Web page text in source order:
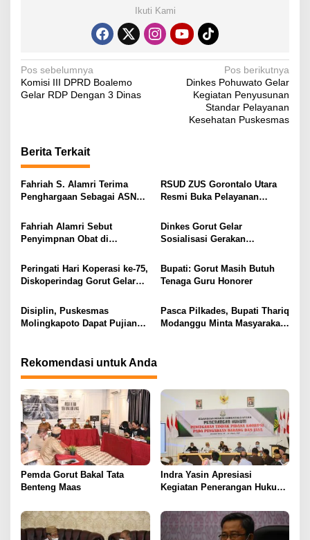
Ikuti Kami
N
a
g
a
s
p
o
s
Pos sebelumnya
Komisi III DPRD Boalemo
Gelar RDP Dengan 3 Dinas
Pos berikutnya
Dinkes Pohuwato Gelar
Kegiatan Penyusunan
Standar Pelayanan
Kesehatan Puskesmas
Berita Terkait
Fahriah S. Alamri Terima
Penghargaan Sebagai ASN
Gorut Ke-16
RSUD ZUS Gorontalo Utara
Resmi Buka Pelayanan
Fahriah Alamri Sebut
Penyimpnan Obat di
Sesuai Standar
Dinkes Gorut Gelar
Sosialisasi Gerakan
Menggunakan Obat
Peringati Hari Koperasi ke-75,
Diskoperindag Gorut Gelar
Bupati: Gorut Masih Butuh
Tenaga Guru Honorer
Disiplin, Puskesmas
Molingkapoto Dapat Pujian
Pasca Pilkades, Bupati Thariq
Modanggu Minta Masyarakat
Rekomendasi untuk Anda
Pemda Gorut Bakal Tata
Benteng Maas
Indra Yasin Apresiasi
Kegiatan Penerangan Hukum
Pengadaan Barang dan Jasa